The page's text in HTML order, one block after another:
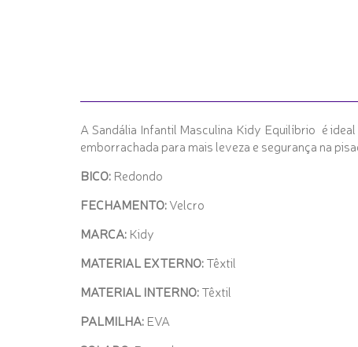
A Sandália Infantil Masculina Kidy Equilíbrio é
emborrachada para mais leveza e segurança na
BICO: Redondo
FECHAMENTO:Velcro
MARCA: Kidy
MATERIAL EXTERNO:Têxtil
MATERIAL INTERNO:Têxtil
PALMILHA: EVA